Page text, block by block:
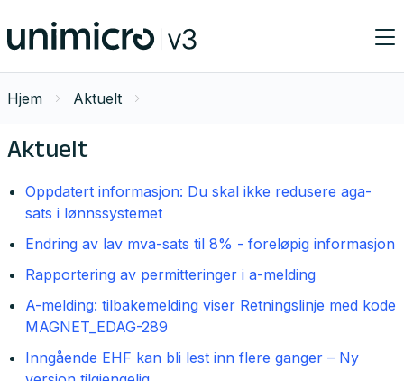
Hjem Aktuelt
Aktuelt
Oppdatert informasjon: Du skal ikke redusere aga-
sats i lønnssystemet
Endring av lav mva-sats til 8% - foreløpig informasjon
Rapportering av permitteringer i a-melding
A-melding: tilbakemelding viser Retningslinje med kode
MAGNET_EDAG-289
Inngående EHF kan bli lest inn flere ganger – Ny